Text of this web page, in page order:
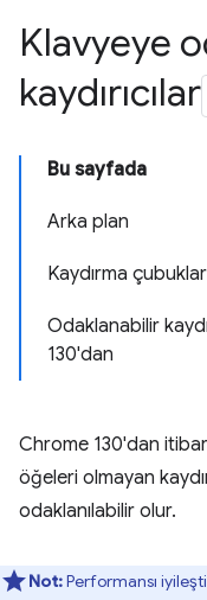
Klavyeye
kaydırıcılar
Bu sayfada
Arka plan
Kaydırma
Odaklanabilir
130'dan
Chrome 130'dan
öğeleri olmayan
odaklanılabilir olur.
Not:Performansı